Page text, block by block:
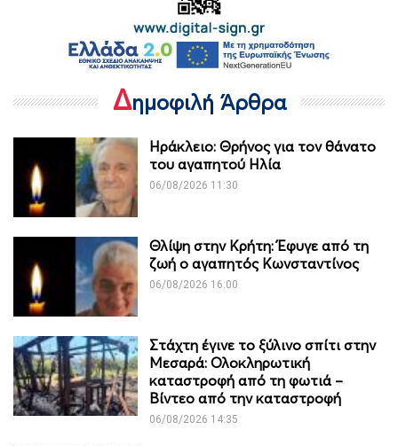
Δημοφιλή Άρθρα
Ηράκλειο: Θρήνος για τον θάνατο
του αγαπητού Ηλία
06/08/2026 11:30
Θλίψη στην Κρήτη: Έφυγε από τη
ζωή ο αγαπητός Κωνσταντίνος
06/08/2026 16:00
Στάχτη έγινε το ξύλινο σπίτι στην
Μεσαρά: Ολοκληρωτική
καταστροφή από τη φωτιά –
Βίντεο από την καταστροφή
06/08/2026 14:35